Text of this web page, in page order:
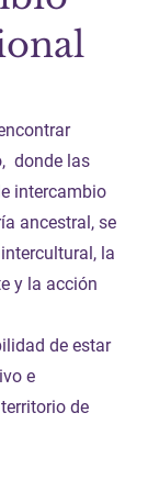
donde las
intercambio
ancestral, se
la
y la acción
de estar
e
de